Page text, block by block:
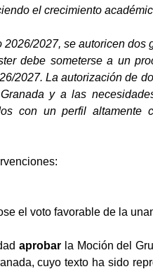
el crecimiento
2027, se autoricen
debe someterse a un
2027. La autorización de
y a las
con un perfil altamente
el voto favorable de la
aprobar la Moción del
cuyo texto ha sido